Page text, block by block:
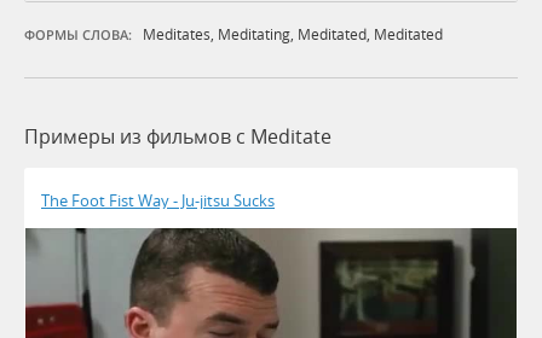
ФОРМЫ СЛОВА: Meditates, Meditating, Meditated, Meditated
Примеры из фильмов c Meditate
The Foot Fist Way - Ju-jitsu Sucks